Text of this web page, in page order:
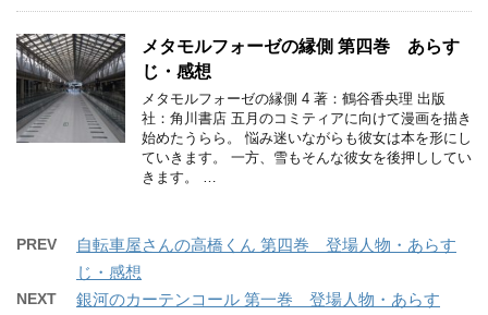
メタモルフォーゼの縁側 第四巻 あらす
じ・感想
メタモルフォーゼの縁側 4 著：鶴谷香央理 出版
社：角川書店 五月のコミティアに向けて漫画を描き
始めたうらら。 悩み迷いながらも彼女は本を形にし
ていきます。 一方、雪もそんな彼女を後押ししてい
きます。 …
PREV
自転車屋さんの高橋くん 第四巻 登場人物・あらす
じ・感想
NEXT
銀河のカーテンコール 第一巻 登場人物・あらす